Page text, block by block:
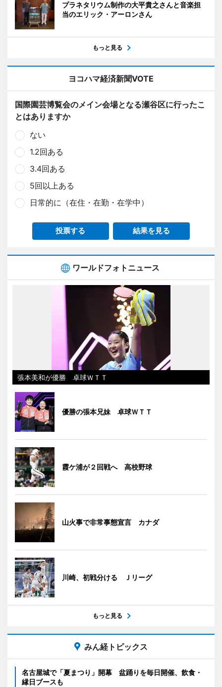
プラネタリウム制作の大平貴之さんと音楽担
当のエリック・アーロンさん
もっと見る
ヨコハマ経済新聞VOTE
国際園芸博覧会のメイン会場となる瀬谷区に行ったこ
とはありますか
ない
1.2回ある
3.4回ある
5回以上ある
日常的に（在住・在勤・在学中）
投票する 結果を見る
ワールドフォトニュース
張本美和が優勝 卓球ＷＴＴ
優勝の張本兄妹 卓球ＷＴＴ
霞ケ浦が２回戦へ 高校野球
山火事で非常事態宣言 カナダ
川崎、初戦分ける Ｊリーグ
もっと見る
みん経トピックス
名古屋城で「夏まつり」開幕 盆踊りを毎日開催、飲食・
縁日ブースも